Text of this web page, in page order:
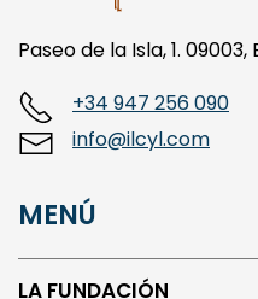
Paseo de la Isla, 1. 09003,
+34 947 256 090
info@ilcyl.com
MENÚ
LA FUNDACIÓN